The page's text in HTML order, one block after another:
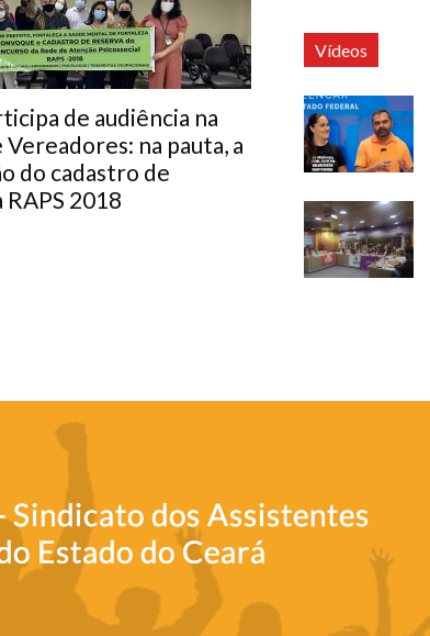
de audiência na
Vereadores: na pauta, a
do cadastro de
2018
Vídeos